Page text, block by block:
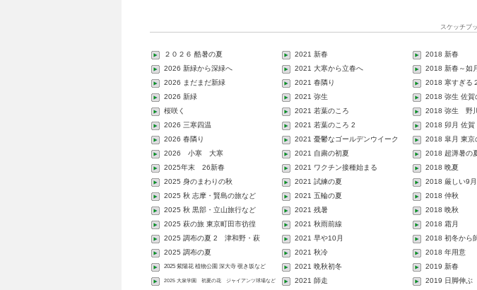
スケッチブ
２０２６ 酷暑の夏
2026 新緑から深緑へ
2026 まだまだ新緑
2026 新緑
桜咲く
2026 三寒四温
2026 春隣り
2026 小寒 大寒
2025年末 26新春
2025 身のまわりの秋
2025 秋 志摩・賢島の旅など
2025 秋 黒部・立山旅行など
2025 萩の旅 東京町田市彷徨
2025 調布の夏 2 津和野・萩
2025 調布の夏
2025 紫陽花 植物公園 深大寺 覗き坂など
2025 大泉学園 初夏の花 ジャイアンツ球場など
2021 新春
2021 大寒から立春へ
2021 春隣り
2021 弥生
2021 若葉のころ
2021 若葉のころ 2
2021 憂鬱なゴールデンウイーク
2021 自粛の初夏
2021 ワクチン接種始まる
2021 試練の夏
2021 五輪の夏
2021 残暑
2021 秋雨前線
2021 早や10月
2021 秋冷
2021 晩秋初冬
2021 師走
2018 新春
2018 新春～如
2018 寒すぎる
2018 弥生 佐賀
2018 弥生 野
2018 卯月 佐
2018 皐月 東京
2018 超溽暑の
2018 晩夏
2018 厳しい9
2018 仲秋
2018 晩秋
2018 霜月
2018 初冬から
2018 年用意
2019 新春
2019 日脚伸ぶ